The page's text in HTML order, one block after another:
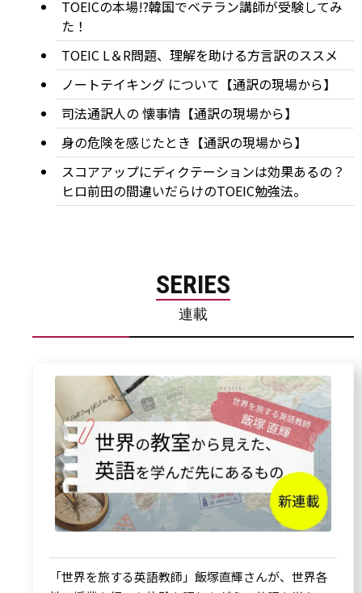
TOEICの本場!?韓国でベテラン講師が受験してみ
た！
TOEIC L＆R問題、理解を助ける方言訳のススメ
ノートテイキング について【通訳の現場から】
司法通訳人の 懐事情【通訳の現場から】
身の危険を感じたとき【通訳の現場から】
スコアアップにディクテーションは効果あるの？
ヒロ前田の間違いだらけのTOEIC勉強法。
SERIES
連載
「世界を旅する英語教師」飯塚直輝さんが、世界各